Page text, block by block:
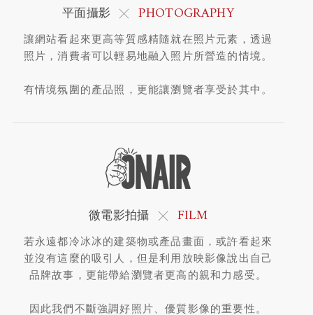
平面攝影 PHOTOGRAPHY
讓網站看起來更高等質感精隨就在照片元素，透過
照片，消費者可以輕易地融入照片所營造的情境。
有情境氛圍的產品照，更能讓瀏覽者享受於其中。
微電影拍攝 FILM
若永遠都冷冰冰的建築物或產品畫面，或許看起來
並沒有這麼的吸引人，但是利用放映影像說出自己
品牌故事，更能帶給瀏覽者更高的親和力感受。
因此我們不斷強調好照片、優質影像的重要性。